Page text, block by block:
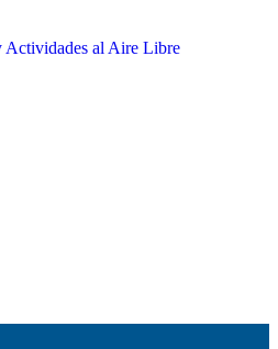
Actividades al Aire Libre